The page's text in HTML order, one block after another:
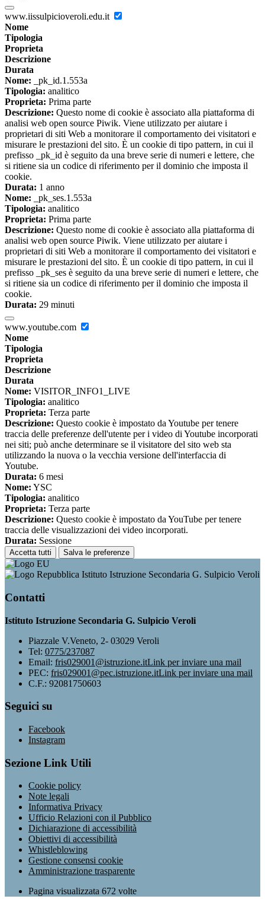
www.iissulpicioveroli.edu.it
Nome
Tipologia
Proprieta
Descrizione
Durata
Nome: _pk_id.1.553a
Tipologia: analitico
Proprieta: Prima parte
Descrizione: Questo nome di cookie è associato alla piattaforma di
analisi web open source Piwik. Viene utilizzato per aiutare i
proprietari di siti Web a monitorare il comportamento dei visitatori e
misurare le prestazioni del sito. È un cookie di tipo pattern, in cui il
prefisso _pk_id è seguito da una breve serie di numeri e lettere, che
si ritiene sia un codice di riferimento per il dominio che imposta il
cookie.
Durata: 1 anno
Nome: _pk_ses.1.553a
Tipologia: analitico
Proprieta: Prima parte
Descrizione: Questo nome di cookie è associato alla piattaforma di
analisi web open source Piwik. Viene utilizzato per aiutare i
proprietari di siti Web a monitorare il comportamento dei visitatori e
misurare le prestazioni del sito. È un cookie di tipo pattern, in cui il
prefisso _pk_ses è seguito da una breve serie di numeri e lettere, che
si ritiene sia un codice di riferimento per il dominio che imposta il
cookie.
Durata: 29 minuti
www.youtube.com
Nome
Tipologia
Proprieta
Descrizione
Durata
Nome: VISITOR_INFO1_LIVE
Tipologia: analitico
Proprieta: Terza parte
Descrizione: Questo cookie è impostato da Youtube per tenere
traccia delle preferenze dell'utente per i video di Youtube incorporati
nei siti; può anche determinare se il visitatore del sito web sta
utilizzando la nuova o la vecchia versione dell'interfaccia di
Youtube.
Durata: 6 mesi
Nome: YSC
Tipologia: analitico
Proprieta: Terza parte
Descrizione: Questo cookie è impostato da YouTube per tenere
traccia delle visualizzazioni dei video incorporati.
Durata: Sessione
Accetta tutti Salva le preferenze
Istituto Istruzione Secondaria G. Sulpicio Veroli
Contatti
Istituto Istruzione Secondaria G. Sulpicio Veroli
Piazzale V.Veneto, 2- 03029 Veroli
Tel: 0775/237087
Email: fris029001@istruzione.itLink per inviare una mail
PEC: fris029001@pec.istruzione.itLink per inviare una mail
C.F.: 92081750603
Seguici su
Facebook
Instagram
Sezione Link Utili
Cookie policy
Note legali
Informativa Privacy
Ufficio Relazioni con il Pubblico
Dichiarazione di accessibilità
Obiettivi di accessibilità
Whistleblowing
Gestione consensi cookie
Amministrazione trasparente
Pagina visualizzata 672 volte